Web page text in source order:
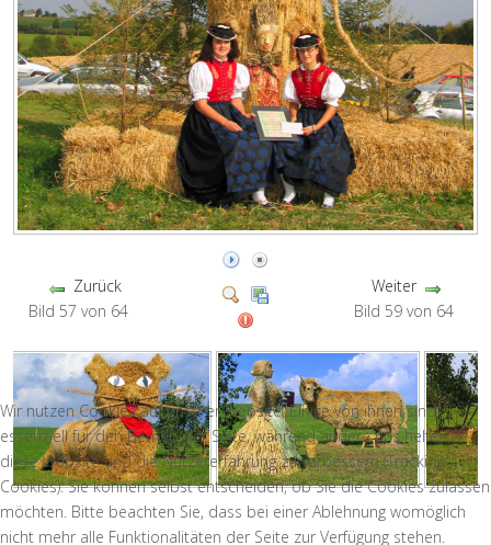
Zurück
Bild 57 von 64
Weiter
Bild 59 von 64
Wir nutzen Cookies auf unserer Website. Einige von ihnen sind
essenziell für den Betrieb der Seite, während andere uns helfen,
diese Website und die Nutzererfahrung zu verbessern (Tracking
Cookies). Sie können selbst entscheiden, ob Sie die Cookies zulassen
möchten. Bitte beachten Sie, dass bei einer Ablehnung womöglich
nicht mehr alle Funktionalitäten der Seite zur Verfügung stehen.